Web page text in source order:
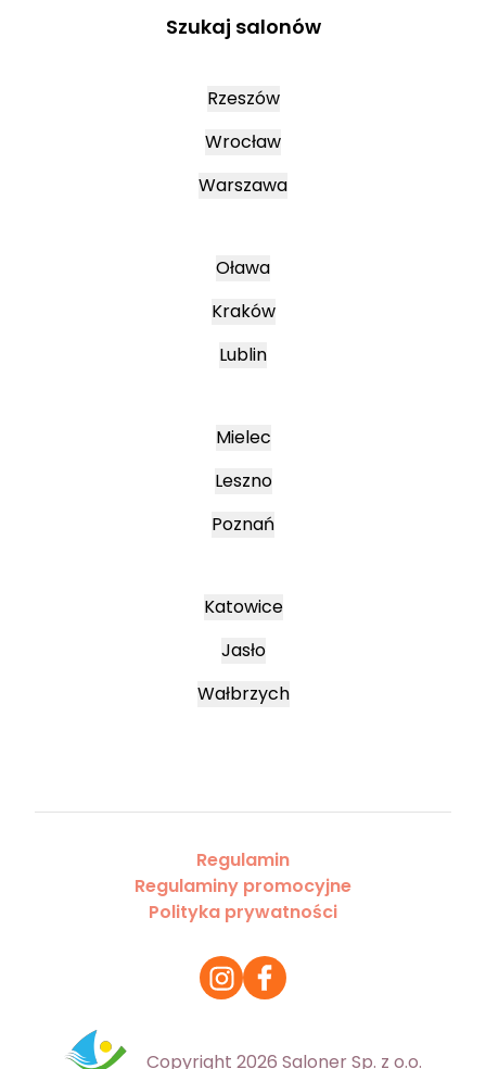
Szukaj salonów
Rzeszów
Wrocław
Warszawa
Oława
Kraków
Lublin
Mielec
Leszno
Poznań
Katowice
Jasło
Wałbrzych
Regulamin
Regulaminy promocyjne
Polityka prywatności
Copyright 2026 Saloner Sp. z o.o.